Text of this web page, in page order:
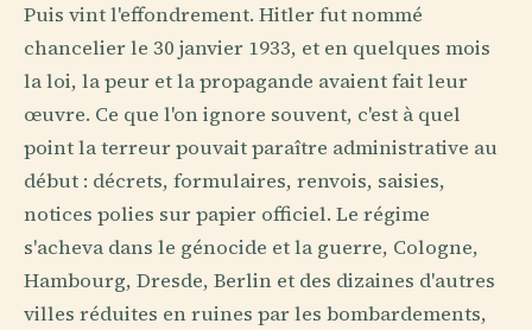
Puis vint l'effondrement. Hitler fut nommé
chancelier le 30 janvier 1933, et en quelques mois
la loi, la peur et la propagande avaient fait leur
œuvre. Ce que l'on ignore souvent, c'est à quel
point la terreur pouvait paraître administrative au
début : décrets, formulaires, renvois, saisies,
notices polies sur papier officiel. Le régime
s'acheva dans le génocide et la guerre, Cologne,
Hambourg, Dresde, Berlin et des dizaines d'autres
villes réduites en ruines par les bombardements,